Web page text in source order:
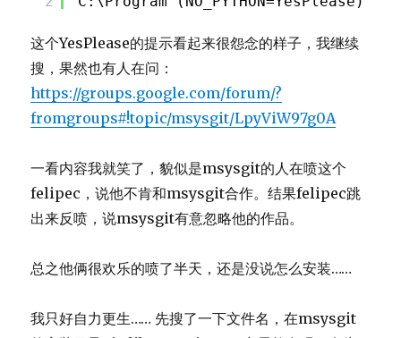
这个YesPlease的提示看起来很怨念的样子，我继续
搜，果然也有人在问：
https://groups.google.com/forum/?
fromgroups#!topic/msysgit/LpyViW97g0A
一看内容我就笑了，貌似是msysgit的人在喷这个
felipec，说他不肯和msysgit合作。结果felipec跳
出来反喷，说msysgit有意忽略他的作品。
总之他俩很欢乐的喷了半天，还是没说怎么安装……
我只好自力更生…… 先搜了一下文件名，在msysgit